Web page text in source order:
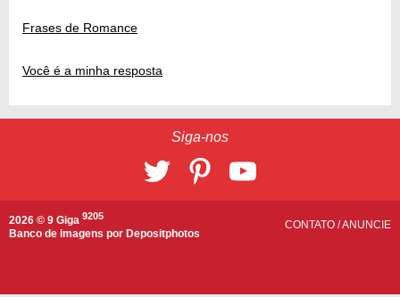
Frases de Romance
Você é a minha resposta
Siga-nos
2026 © 9 Giga 9205
Banco de imagens por Depositphotos
CONTATO /ANUNCIE